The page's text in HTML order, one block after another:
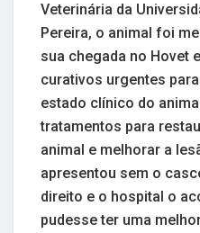
Veterinária da
Pereira, o animal foi
sua chegada no Hovet
curativos urgentes
estado clínico do
tratamentos para
animal e melhorar a
apresentou sem o
direito e o hospital o
pudesse ter uma